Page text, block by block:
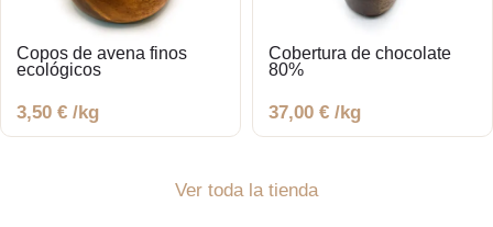
Copos de avena finos
ecológicos
3,50 € /kg
Cobertura de chocolate
80%
37,00 € /kg
Ver toda la tienda